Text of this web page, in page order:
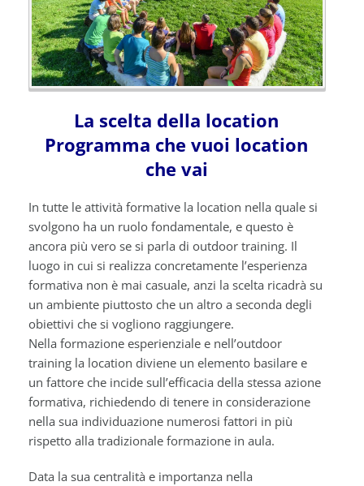
CULTURE BLOG
LAVORA CON NOI
La scelta della location
Programma che vuoi location
che vai
In tutte le attività formative la location nella quale si
svolgono ha un ruolo fondamentale, e questo è
ancora più vero se si parla di outdoor training. Il
luogo in cui si realizza concretamente l’esperienza
formativa non è mai casuale, anzi la scelta ricadrà su
un ambiente piuttosto che un altro a seconda degli
obiettivi che si vogliono raggiungere.
Nella formazione esperienziale e nell’outdoor
training la location diviene un elemento basilare e
un fattore che incide sull’efficacia della stessa azione
formativa, richiedendo di tenere in considerazione
nella sua individuazione numerosi fattori in più
rispetto alla tradizionale formazione in aula.
Data la sua centralità e importanza nella